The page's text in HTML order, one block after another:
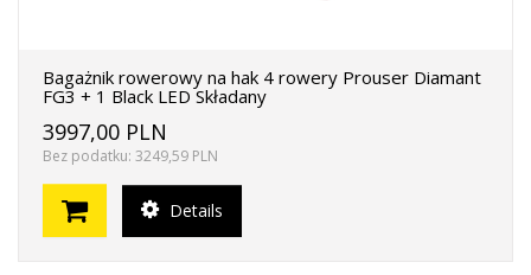
Bagażnik rowerowy na hak 4 rowery Prouser Diamant
FG3 + 1 Black LED Składany
3997,00 PLN
Bez podatku: 3249,59 PLN
Details